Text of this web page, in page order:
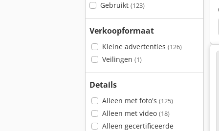
Gebruikt (123)
Verkoopformaat
Kleine advertenties (126)
Veilingen (1)
Details
Alleen met foto's (125)
Alleen met video (18)
Alleen gecertificeerde
Pegas Gonda Pegas Gonda 600 Cemel